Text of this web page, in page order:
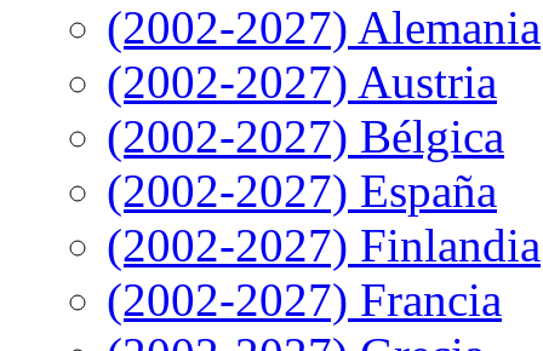
(2002-2027) Alemania
(2002-2027) Austria
(2002-2027) Bélgica
(2002-2027) España
(2002-2027) Finlandia
(2002-2027) Francia